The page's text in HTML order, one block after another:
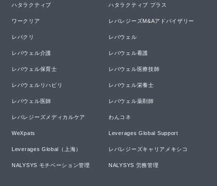
ハタラクティブ ハタラクティブ プラス
ワークリア レバレジーズM&Aアドバイザリー
レバクリ レバウェル
レバウェル介護 レバウェル看護
レバウェル保育士 レバウェル医療技師
レバウェルリハビリ レバウェル栄養士
レバウェル医師 レバウェル薬剤師
レバレジーズメディカルケア わんコネ
WeXpats Leverages Global Support
Leverages Global（上海） レバレジーズキャリアメキシコ
NALYSYS モチベーション管理 NALYSYS 労務管理